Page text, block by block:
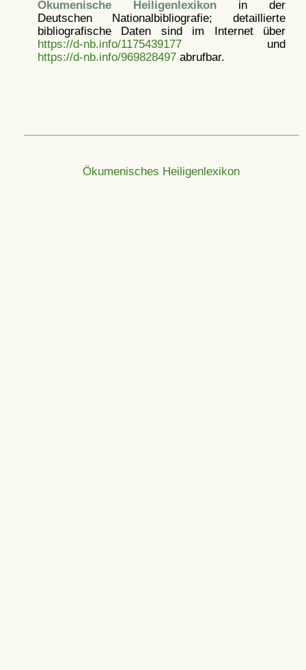
Ökumenische Heiligenlexikonin der
Deutschen Nationalbibliografie; detaillierte
bibliografische Daten sind im Internet über
https://d-nb.info/1175439177und
https://d-nb.info/969828497abrufbar.
Ökumenisches Heiligenlexikon